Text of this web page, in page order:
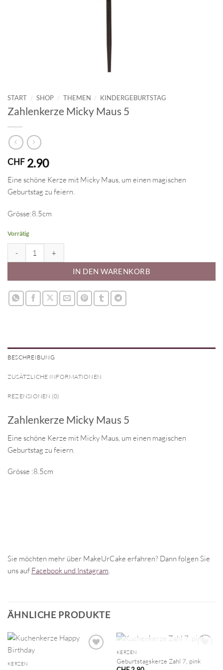
START / SHOP / THEMEN / KINDERGEBURTSTAG
Zahlenkerze Micky Maus 5
CHF 2.90
Eine schöne Kerze mit Micky Maus, um einen magischen
Geburtstag zu feiern.
Grösse:8.5cm
Vorrätig
IN DEN WARENKORB
BESCHREIBUNG
ZUSÄTZLICHE INFORMATIONEN
REZENSIONEN (0)
Zahlenkerze Micky Maus 5
Eine schöne Kerze mit Micky Maus, um einen magischen
Geburtstag zu feiern.
Grösse :8.5cm
Sie möchten mehr über MakeUrCake erfahren? Dann folgen Sie
uns auf Facebook und Instagram.
ÄHNLICHE PRODUKTE
KERZEN
NICHT VORRÄTIG
KERZEN
Geburtstagskerze Zahl 7, pink